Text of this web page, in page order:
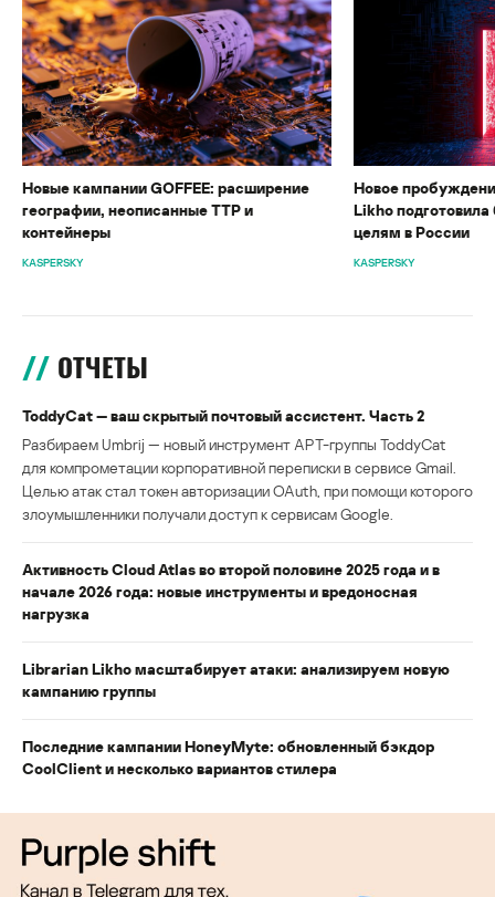
Новые кампании GOFFEE: расширение
географии, неописанные TTP и
контейнеры
KASPERSKY
Новое
Likho
целям в России
KASPERSKY
ОТЧЕТЫ
ToddyCat — ваш скрытый почтовый ассистент. Часть 2
Разбираем Umbrij — новый инструмент APT-группы ToddyCat
для компрометации корпоративной переписки в сервисе Gmail.
Целью атак стал токен авторизации OAuth, при помощи которого
злоумышленники получали доступ к сервисам Google.
Активность Cloud Atlas во второй половине 2025 года и в
начале 2026 года: новые инструменты и вредоносная
нагрузка
Librarian Likho масштабирует атаки: анализируем новую
кампанию группы
Последние кампании HoneyMyte: обновленный бэкдор
CoolClient и несколько вариантов стилера